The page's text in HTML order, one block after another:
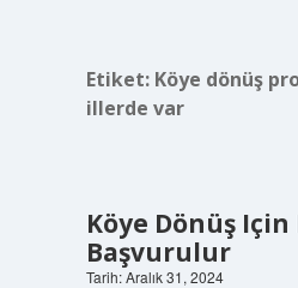
Etiket: Köye dönüş
illerde var
Köye Dönüş
Başvurulur
Tarih: Aralık 31, 2024